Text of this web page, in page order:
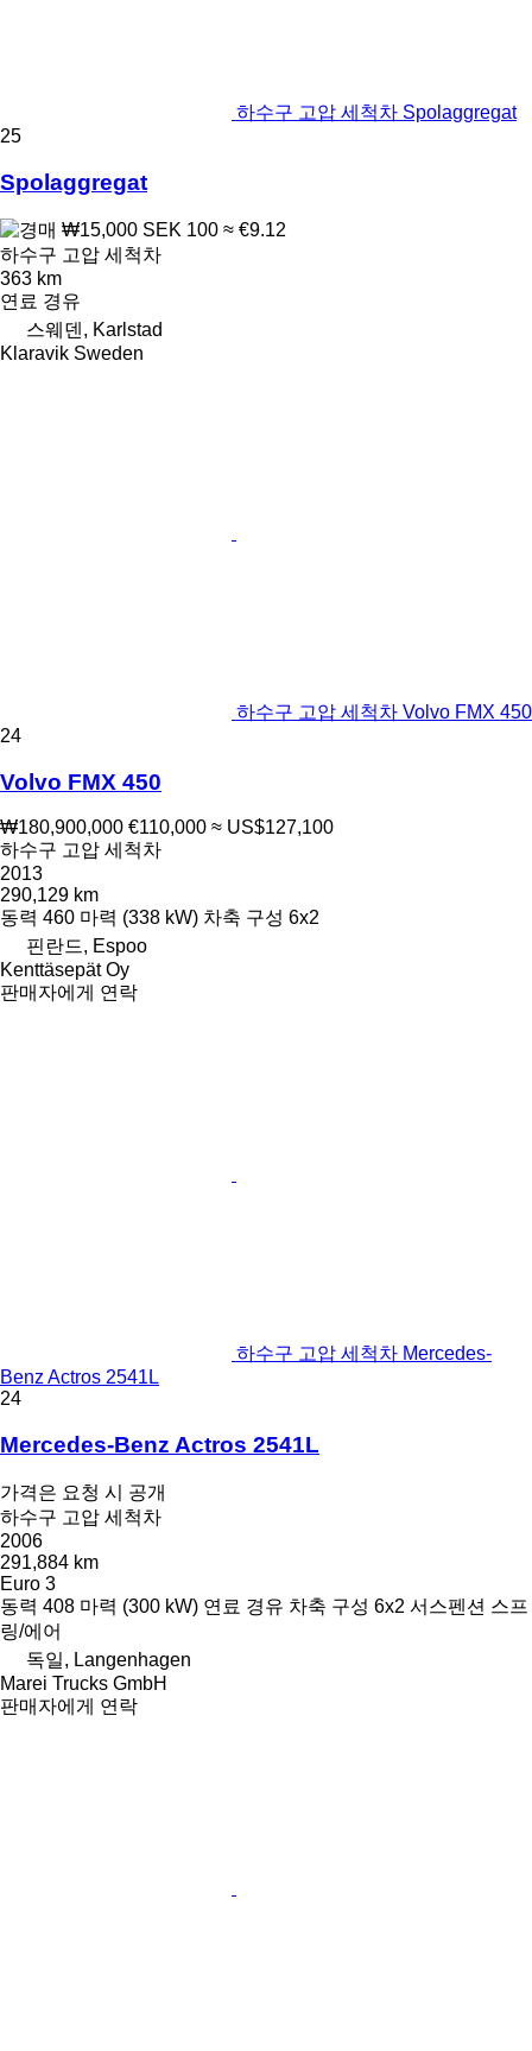
하수구 고압 세척차 Spolaggregat
25
Spolaggregat
₩15,000 SEK 100 ≈ €9.12
하수구 고압 세척차
363 km
연료 경유
스웨덴, Karlstad
Klaravik Sweden
하수구 고압 세척차 Volvo FMX 450
24
Volvo FMX 450
₩180,900,000 €110,000 ≈ US$127,100
하수구 고압 세척차
2013
290,129 km
동력 460 마력 (338 kW) 차축 구성 6x2
핀란드, Espoo
Kenttäsepät Oy
판매자에게 연락
하수구 고압 세척차 Mercedes-
Benz Actros 2541L
24
Mercedes-Benz Actros 2541L
가격은 요청 시 공개
하수구 고압 세척차
2006
291,884 km
Euro 3
동력 408 마력 (300 kW) 연료 경유 차축 구성 6x2 서스펜션 스프
링/에어
독일, Langenhagen
Marei Trucks GmbH
판매자에게 연락